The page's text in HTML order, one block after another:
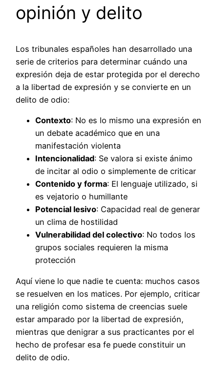
opinión y delito
Los tribunales españoles han desarrollado una
serie de criterios para determinar cuándo una
expresión deja de estar protegida por el derecho
a la libertad de expresión y se convierte en un
delito de odio:
Contexto: No es lo mismo una expresión en
un debate académico que en una
manifestación violenta
Intencionalidad: Se valora si existe ánimo
de incitar al odio o simplemente de criticar
Contenido y forma: El lenguaje utilizado, si
es vejatorio o humillante
Potencial lesivo: Capacidad real de generar
un clima de hostilidad
Vulnerabilidad del colectivo: No todos los
grupos sociales requieren la misma
protección
Aquí viene lo que nadie te cuenta: muchos casos
se resuelven en los matices. Por ejemplo, criticar
una religión como sistema de creencias suele
estar amparado por la libertad de expresión,
mientras que denigrar a sus practicantes por el
hecho de profesar esa fe puede constituir un
delito de odio.